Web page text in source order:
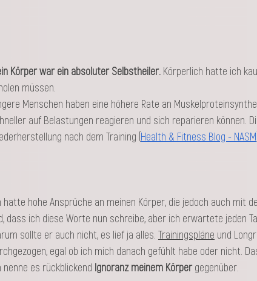
Körper war ein absoluter Selbstheiler. Körperlich hatte ich
müssen.
Menschen haben eine höhere Rate an
auf Belastungen reagieren und sich reparieren können.
nach dem Training​ (Health & Fitness Blog - NASM
hatte hohe Ansprüche an meinen Körper, die jedoch auch mit
dass ich diese Worte nun schreibe, aber ich erwartete jeden
sollte er auch nicht, es lief ja alles. Trainingspläne und
egal ob ich mich danach gefühlt habe oder nicht.
nenne es rückblickend Ignoranz meinem Körper gegenüber.